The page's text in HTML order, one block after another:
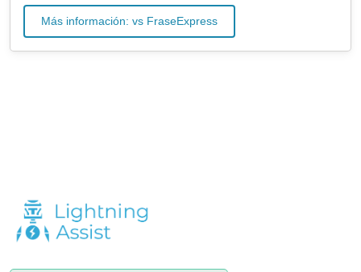
Más información: vs FraseExpress